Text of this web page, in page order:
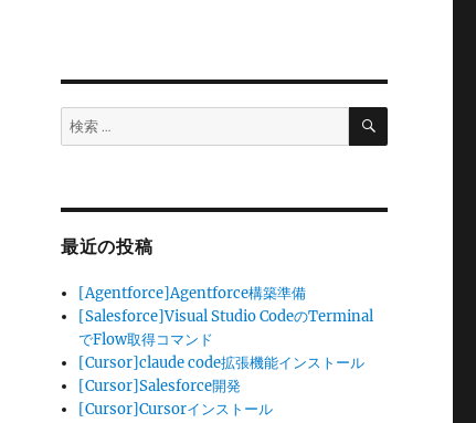
検
索:
検
最近の投稿
[Agentforce]Agentforce構築準備
[Salesforce]Visual Studio CodeのTerminal
でFlow取得コマンド
[Cursor]claude code拡張機能インストール
[Cursor]Salesforce開発
[Cursor]Cursorインストール